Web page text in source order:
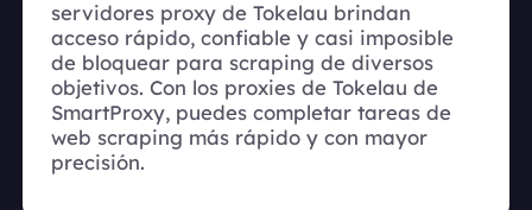
servidores proxy de Tokelau brindan
acceso rápido, confiable y casi imposible
de bloquear para scraping de diversos
objetivos. Con los proxies de Tokelau de
SmartProxy, puedes completar tareas de
web scraping más rápido y con mayor
precisión.